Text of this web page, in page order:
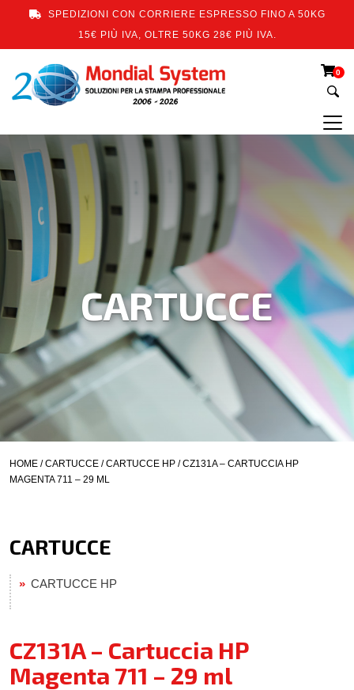
SPEDIZIONI CON CORRIERE ESPRESSO FINO A 50KG
15€ PIÙ IVA, OLTRE 50KG 28€ PIÙ IVA.
0
CARTUCCE
HOME /CARTUCCE /CARTUCCE HP / CZ131A – CARTUCCIA HP
MAGENTA 711 – 29 ML
CARTUCCE
CARTUCCE HP
CZ131A – Cartuccia HP
Magenta 711 – 29 ml